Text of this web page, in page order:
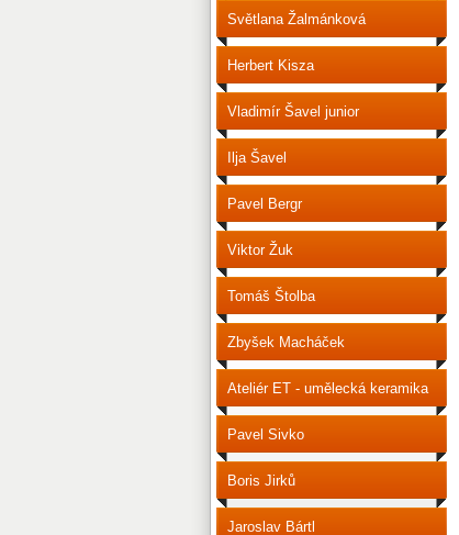
Světlana Žalmánková
Herbert Kisza
Vladimír Šavel junior
Ilja Šavel
Pavel Bergr
Viktor Žuk
Tomáš Štolba
Zbyšek Macháček
Ateliér ET - umělecká keramika
Pavel Sivko
Boris Jirků
Jaroslav Bártl